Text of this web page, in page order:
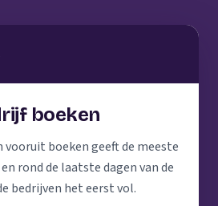
boeken
boeken geeft de meeste
rond de laatste dagen van de
bedrijven het eerst vol.